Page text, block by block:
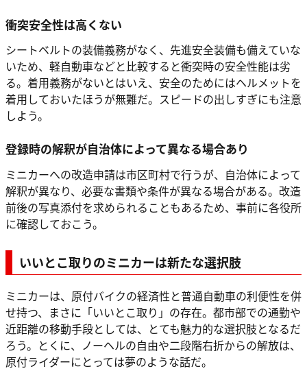
衝突安全性は高くない
シートベルトの装備義務がなく、先進安全装備も備えていな
いため、軽自動車などと比較すると衝突時の安全性能は劣
る。着用義務がないとはいえ、安全のためにはヘルメットを
着用しておいたほうが無難だ。スピードの出しすぎにも注意
しよう。
登録時の解釈が自治体によって異なる場合あり
ミニカーへの改造申請は市区町村で行うが、自治体によって
解釈が異なり、必要な書類や条件が異なる場合がある。改造
前後の写真添付を求められることもあるため、事前に各役所
に確認しておこう。
いいとこ取りのミニカーは新たな選択肢
ミニカーは、原付バイクの経済性と普通自動車の利便性を併
せ持つ、まさに「いいとこ取り」の存在。都市部での通勤や
近距離の移動手段としては、とても魅力的な選択肢となるだ
ろう。とくに、ノーヘルの自由や二段階右折からの解放は、
原付ライダーにとっては夢のような話だ。